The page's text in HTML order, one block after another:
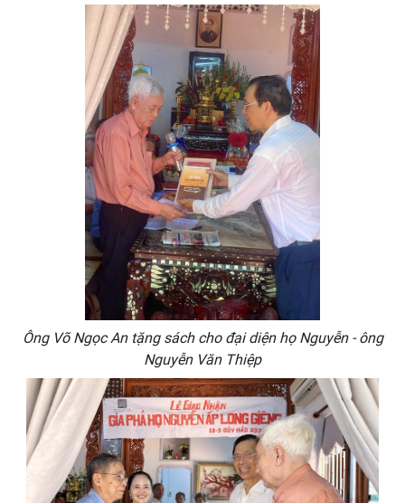
Ông Võ Ngọc An tặng sách cho đại diện họ Nguyễn - ông
Nguyễn Văn Thiệp